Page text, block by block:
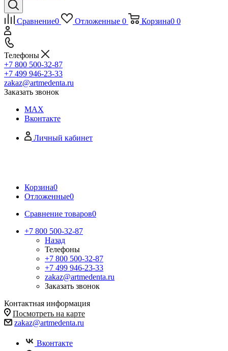
Сравнение0 Отложенные 0 Корзина0 0
Телефоны
+7 800 500-32-87
+7 499 946-23-33
zakaz@artmedenta.ru
Заказать звонок
MAX
Вконтакте
Личный кабинет
Корзина0
Отложенные0
Сравнение товаров0
+7 800 500-32-87
Назад
Телефоны
+7 800 500-32-87
+7 499 946-23-33
zakaz@artmedenta.ru
Заказать звонок
Контактная информация
Посмотреть на карте
zakaz@artmedenta.ru
Вконтакте